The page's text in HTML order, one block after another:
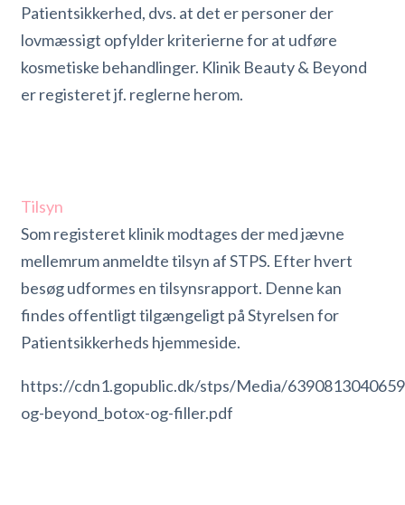
Patientsikkerhed, dvs. at det er personer der
lovmæssigt opfylder kriterierne for at udføre
kosmetiske behandlinger. Klinik Beauty & Beyond
er registeret jf. reglerne herom.
Tilsyn
Som registeret klinik modtages der med jævne
mellemrum anmeldte tilsyn af STPS. Efter hvert
besøg udformes en tilsynsrapport. Denne kan
findes offentligt tilgængeligt på Styrelsen for
Patientsikkerheds hjemmeside.
https://cdn1.gopublic.dk/stps/Media/
og-beyond_botox-og-filler.pdf